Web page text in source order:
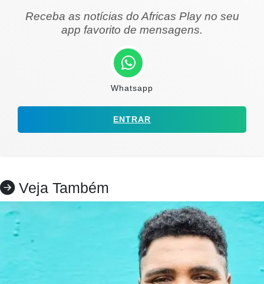
Receba as notícias do Africas Play no seu
app favorito de mensagens.
Whatsapp
ENTRAR
Veja Também